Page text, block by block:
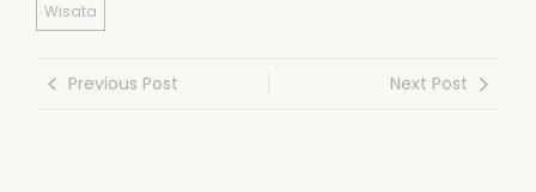
Wisata
Previous Post Next Post